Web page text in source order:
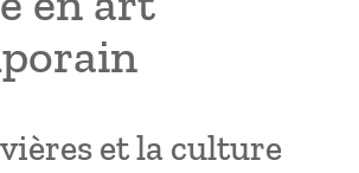
et la culture